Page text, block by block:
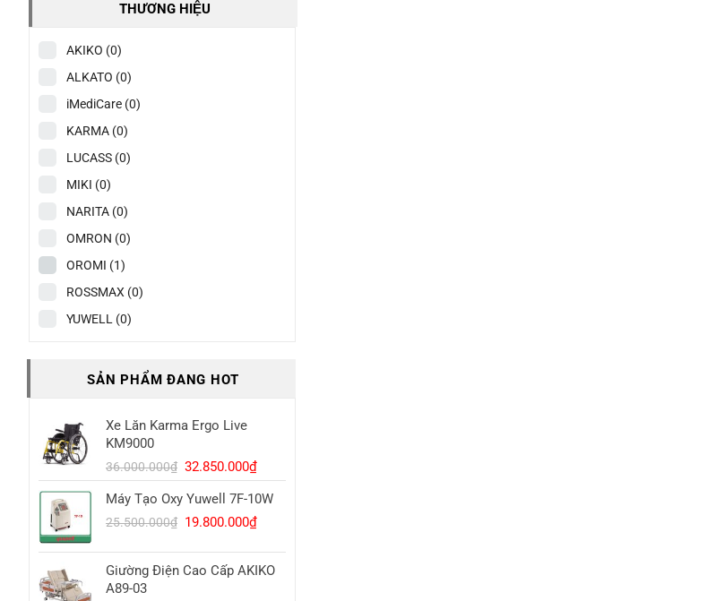
THƯƠNG HIỆU
AKIKO (0)
ALKATO (0)
iMediCare (0)
KARMA (0)
LUCASS (0)
MIKI (0)
NARITA (0)
OMRON (0)
OROMI (1)
ROSSMAX (0)
YUWELL (0)
SẢN PHẨM ĐANG HOT
Xe Lăn Karma Ergo Live
KM9000
36.000.000₫ Giá
gốc
là:
36.000.000₫.
32.850.000₫Giá
hiện
tại
là:
Máy Tạo Oxy Yuwell 7F-10W
25.500.000₫ Giá
là:
25.500.000₫.
19.800.000₫Giá
tại
là:
Giường Điện Cao Cấp AKIKO
A89-03